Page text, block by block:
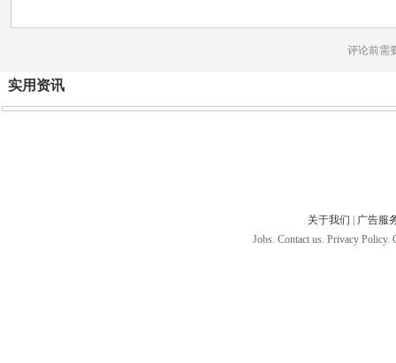
评论前需
实用资讯
关于我们
广告服
Jobs. Contact us. Privacy